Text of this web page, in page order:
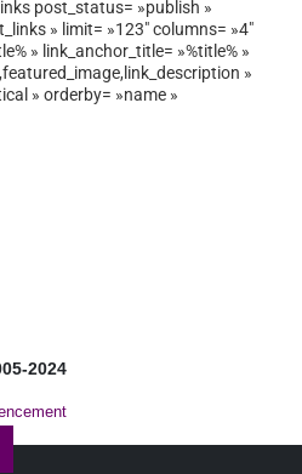
post_status= »publish »
» limit= »123″ columns= »4″
» link_anchor_title= »%title% »
»
» orderby= »name »
2024